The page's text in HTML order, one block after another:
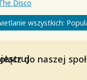
Disco
wszystkich:
do naszej